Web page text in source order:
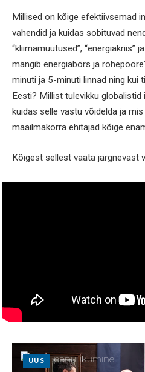
Millised on kõige efektiivsemad
vahendid ja kuidas sobituvad
“kliimamuutused”, “energiakriis”
mängib energiabörs ja
minuti ja 5-minuti linnad ning kui
Eesti? Millist tulevikku globalistid
kuidas selle vastu võidelda ja
maailmakorra ehitajad kõige
Kõigest sellest vaata järgnevast
UUS